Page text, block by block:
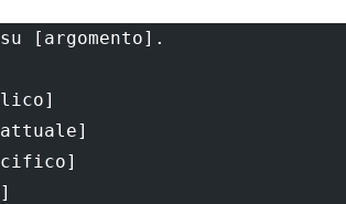
[argomento].